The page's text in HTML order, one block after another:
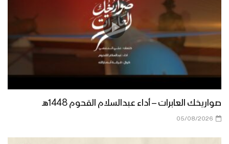
صواريخك العابرات – أداء عبدالسلام القحوم 1448هـ
05/08/2026